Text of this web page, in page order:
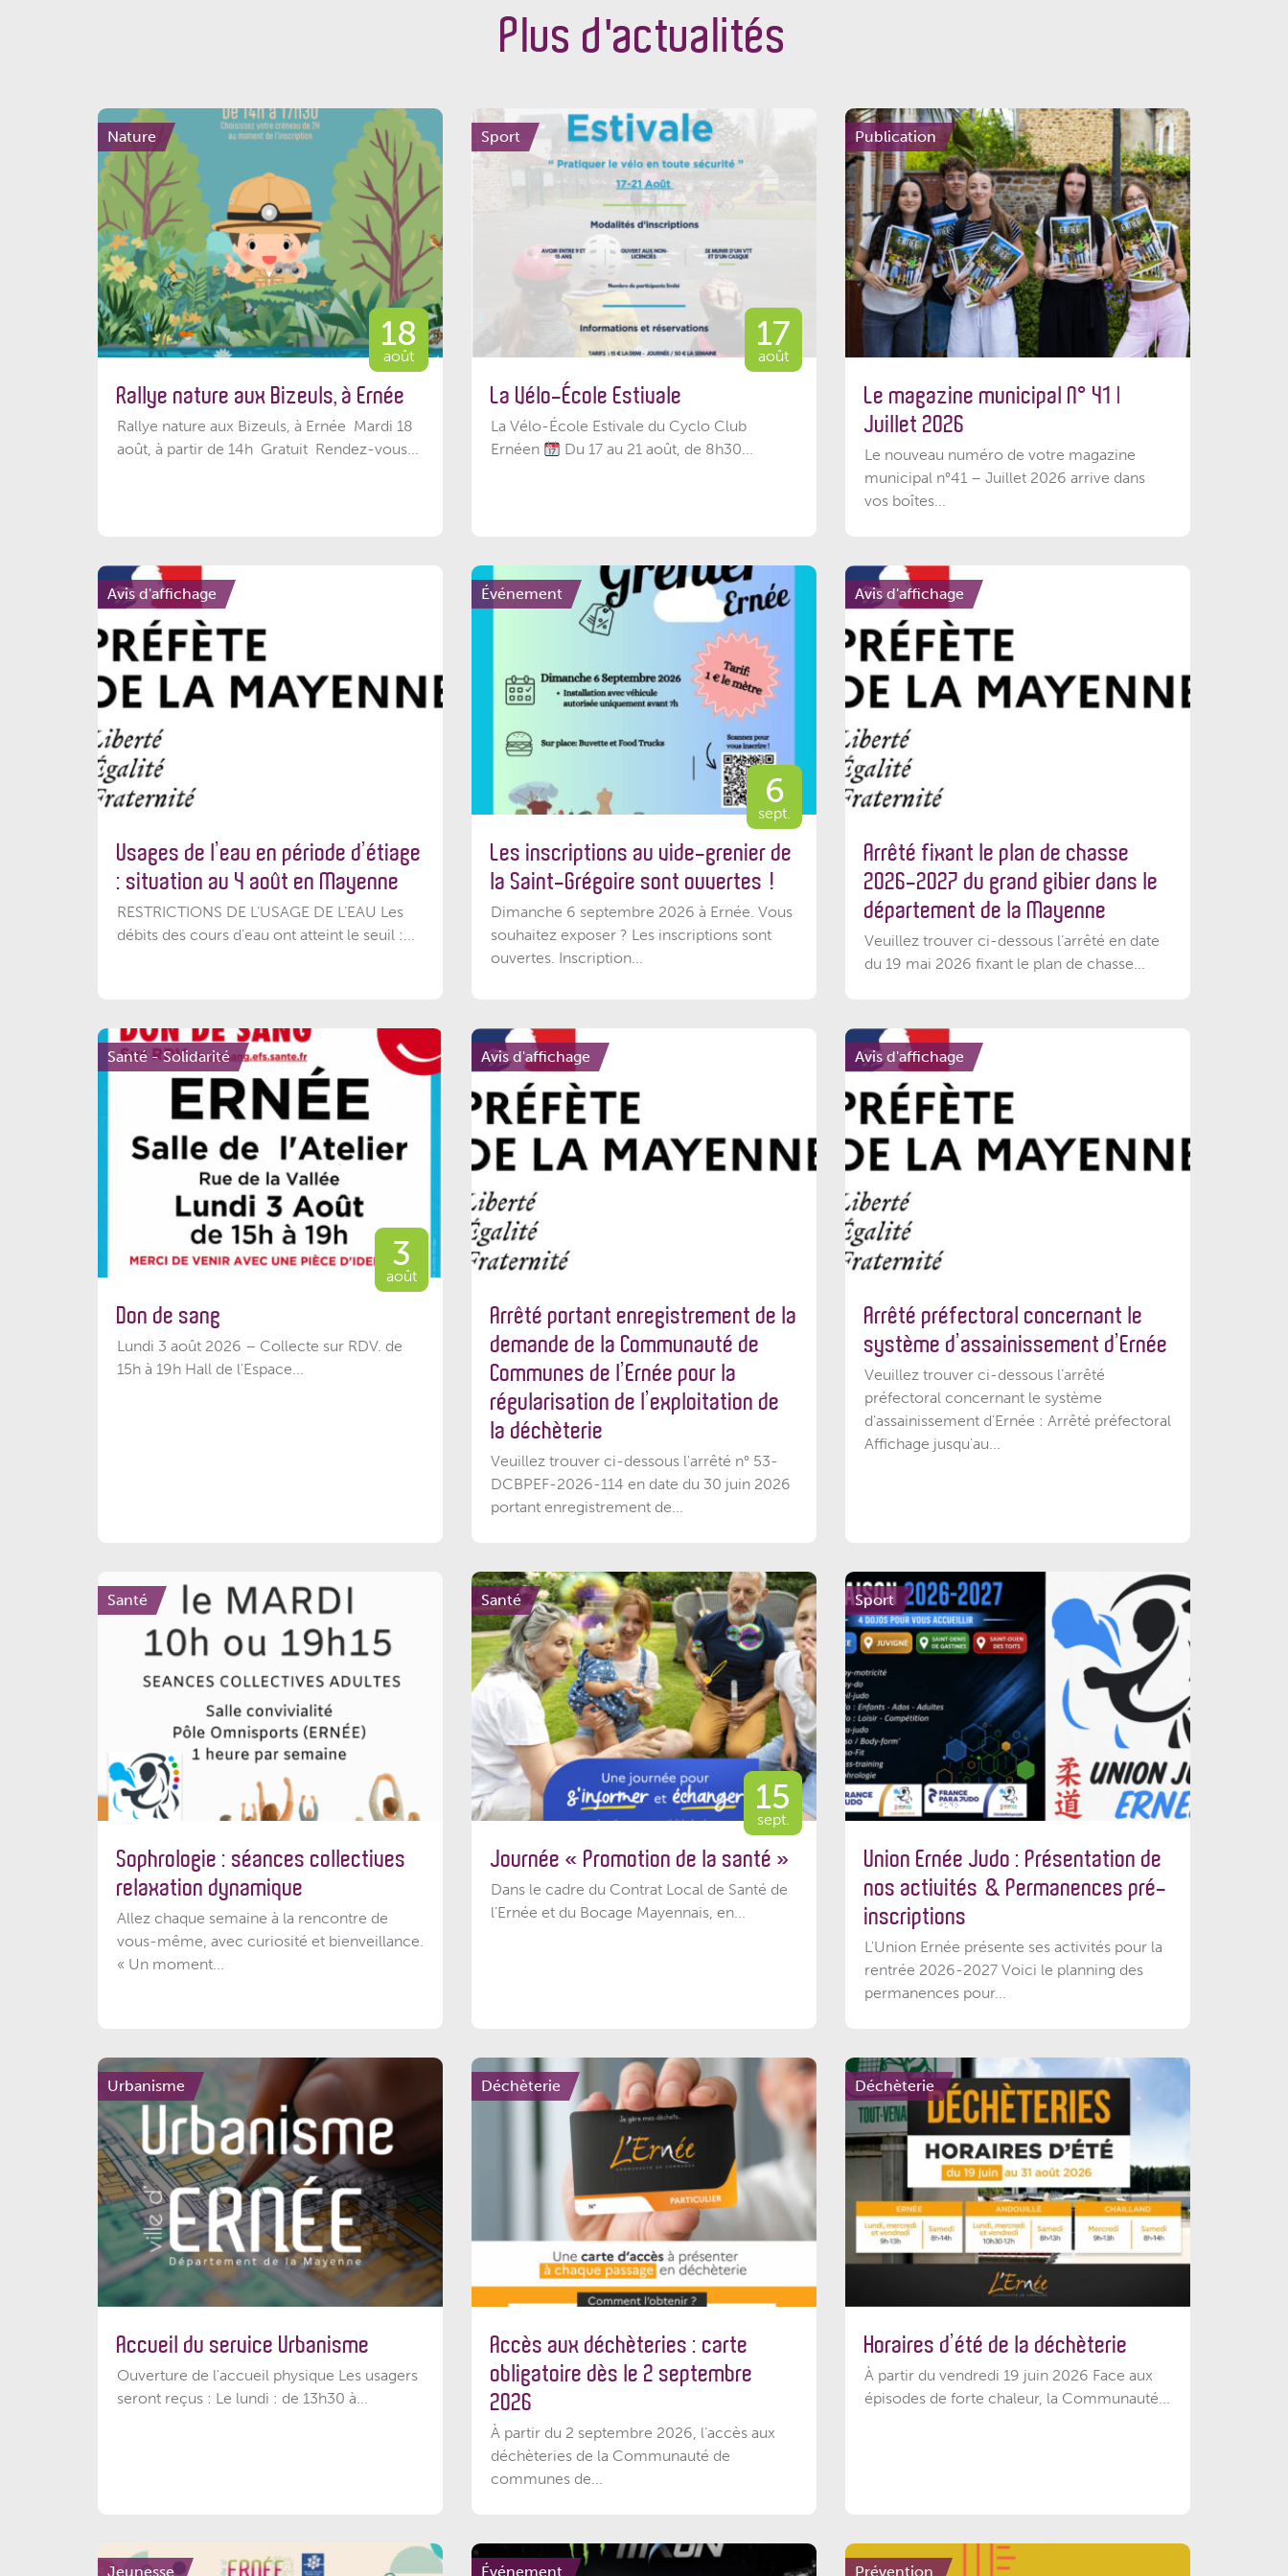
Plus d'actualités
Nature
18
août
Rallye nature aux Bizeuls, à Ernée
Rallye nature aux Bizeuls, à Ernée Mardi 18
août, à partir de 14h Gratuit Rendez-vous...
Sport
17
août
La Vélo-École Estivale
La Vélo-École Estivale du Cyclo Club
Ernéen
Du 17 au 21 août, de 8h30...
Publication
Le magazine municipal N° 41 |
Juillet 2026
Le nouveau numéro de votre magazine
municipal n°41 – Juillet 2026 arrive dans
vos boîtes...
Avis d'affichage
Usages de l’eau en période d’étiage
: situation au 4 août en Mayenne
RESTRICTIONS DE L’USAGE DE L’EAU Les
débits des cours d'eau ont atteint le seuil :...
Événement
6
sept.
Les inscriptions au vide-grenier de
la Saint-Grégoire sont ouvertes !
Dimanche 6 septembre 2026 à Ernée. Vous
souhaitez exposer ? Les inscriptions sont
ouvertes. Inscription...
Avis d'affichage
Arrêté fixant le plan de chasse
2026-2027 du grand gibier dans le
département de la Mayenne
Veuillez trouver ci-dessous l’arrêté en date
du 19 mai 2026 fixant le plan de chasse...
Santé - Solidarité
3
août
Don de sang
Lundi 3 août 2026 – Collecte sur RDV. de
15h à 19h Hall de l'Espace...
Avis d'affichage
Arrêté portant enregistrement de la
demande de la Communauté de
Communes de l’Ernée pour la
régularisation de l’exploitation de
la déchèterie
Veuillez trouver ci-dessous l'arrêté n° 53-
DCBPEF-2026-114 en date du 30 juin 2026
portant enregistrement de...
Avis d'affichage
Arrêté préfectoral concernant le
système d’assainissement d’Ernée
Veuillez trouver ci-dessous l’arrêté
préfectoral concernant le système
d'assainissement d'Ernée : Arrêté préfectoral
Affichage jusqu'au...
Santé
Sophrologie : séances collectives
relaxation dynamique
Allez chaque semaine à la rencontre de
vous-même, avec curiosité et bienveillance.
« Un moment...
Santé
15
sept.
Journée « Promotion de la santé »
Dans le cadre du Contrat Local de Santé de
l’Ernée et du Bocage Mayennais, en...
Sport
Union Ernée Judo : Présentation de
nos activités & Permanences pré-
inscriptions
L'Union Ernée présente ses activités pour la
rentrée 2026-2027 Voici le planning des
permanences pour...
Urbanisme
Accueil du service Urbanisme
Ouverture de l'accueil physique Les usagers
seront reçus : Le lundi : de 13h30 à...
Déchèterie
Accès aux déchèteries : carte
obligatoire dès le 2 septembre
2026
À partir du 2 septembre 2026, l’accès aux
déchèteries de la Communauté de
communes de...
Déchèterie
Horaires d’été de la déchèterie
À partir du vendredi 19 juin 2026 Face aux
épisodes de forte chaleur, la Communauté...
Jeunesse Événement Prévention